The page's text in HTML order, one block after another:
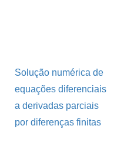
Solução numérica de
equações diferenciais
a derivadas parciais
por diferenças finitas